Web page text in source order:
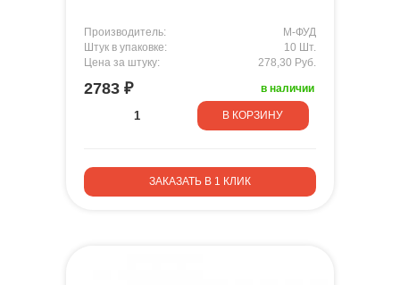
Производитель:
М-ФУД
Штук в упаковке:
10 Шт.
Цена за штуку:
278,30 Руб.
2783 ₽ в наличии
В КОРЗИНУ
ЗАКАЗАТЬ В 1 КЛИК